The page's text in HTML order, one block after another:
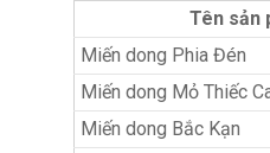
Tên sản
Miến dong Phia Đén
Miến dong Mỏ Thiếc
Miến dong Bắc Kạn